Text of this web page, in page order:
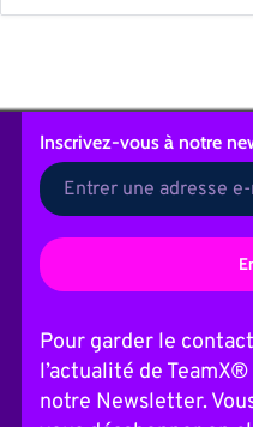
Inscrivez-vousà notre
t
e
r
n
Pour garder le
l’actualité de
notre Newsletter.